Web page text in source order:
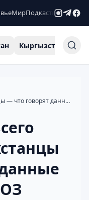
МирПодкастыРейтинги
Кыргызстан
От чего чаще всего умирают казахстанцы — что говорят данные Минздрава и ВОЗ